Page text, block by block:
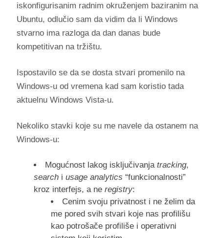
iskonfigurisanim radnim okruženjem baziranim na
Ubuntu, odlučio sam da vidim da li Windows
stvarno ima razloga da dan danas bude
kompetitivan na tržištu.
Ispostavilo se da se dosta stvari promenilo na
Windows-u od vremena kad sam koristio tada
aktuelnu Windows Vista-u.
Nekoliko stavki koje su me navele da ostanem na
Windows-u:
Mogućnost lakog isključivanja tracking,
searchi usage analytics “funkcionalnosti”
kroz interfejs, a ne registry:
Cenim svoju privatnost i ne želim da
me pored svih stvari koje nas profilišu
kao potrošače profiliše i operativni